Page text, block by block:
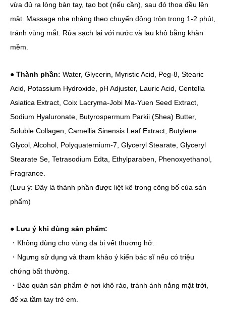
vừa đủ ra lòng bàn tay, tạo bọt (nếu cần), sau đó thoa đều lên
mặt. Massage nhẹ nhàng theo chuyển động tròn trong 1-2 phút,
tránh vùng mắt. Rửa sạch lại với nước và lau khô bằng khăn
mềm.
● Thành phần: Water, Glycerin, Myristic Acid, Peg-8, Stearic
Acid, Potassium Hydroxide, pH Adjuster, Lauric Acid, Centella
Asiatica Extract, Coix Lacryma-Jobi Ma-Yuen Seed Extract,
Sodium Hyaluronate, Butyrospermum Parkii (Shea) Butter,
Soluble Collagen, Camellia Sinensis Leaf Extract, Butylene
Glycol, Alcohol, Polyquaternium-7, Glyceryl Stearate, Glyceryl
Stearate Se, Tetrasodium Edta, Ethylparaben, Phenoxyethanol,
Fragrance.
(Lưu ý: Đây là thành phần được liệt kê trong công bố của sản
phẩm)
● Lưu ý khi dùng sản phẩm:
・Không dùng cho vùng da bị vết thương hở.
・Ngưng sử dụng và tham khảo ý kiến bác sĩ nếu có triệu
chứng bất thường.
・Bảo quản sản phẩm ở nơi khô ráo, tránh ánh nắng mặt trời,
để xa tầm tay trẻ em.